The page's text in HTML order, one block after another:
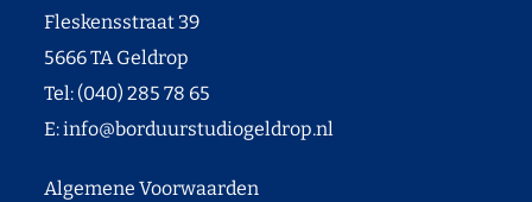
Fleskensstraat 39
5666 TA Geldrop
Tel: (040) 285 78 65
E:info@borduurstudiogeldrop.nl
Algemene Voorwaarden